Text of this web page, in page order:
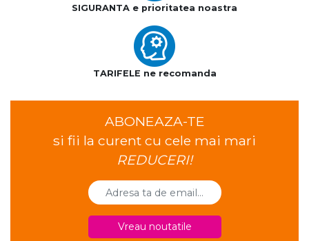
SIGURANTA e prioritatea noastra
TARIFELE ne recomanda
ABONEAZA-TE
si fii la curent cu cele mai mari
REDUCERI!
Vreau noutatile